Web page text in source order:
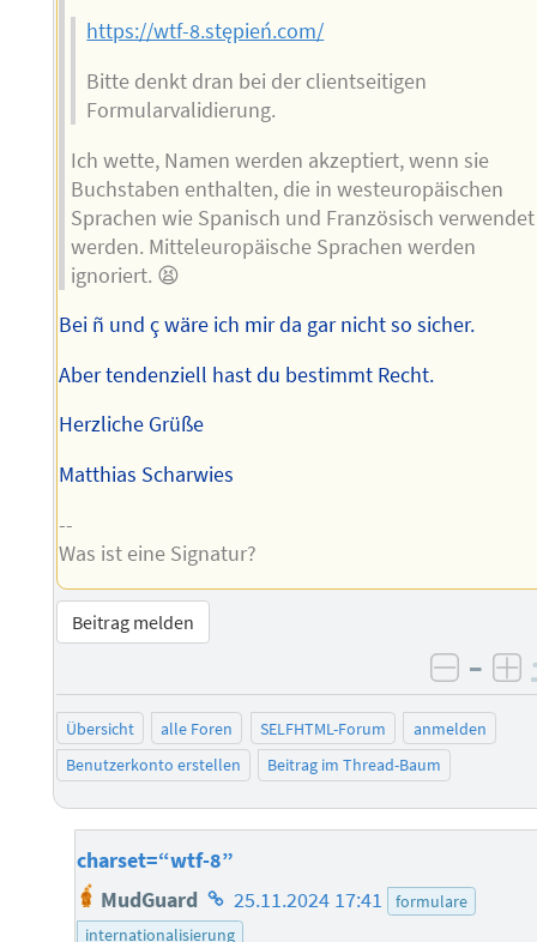
https://wtf-8.stępień.com/
Bitte denkt dran bei der clientseitigen
Formularvalidierung.
Ich wette, Namen werden akzeptiert, wenn sie
Buchstaben enthalten, die in westeuropäischen
Sprachen wie Spanisch und Französisch verwendet
werden. Mitteleuropäische Sprachen werden
ignoriert. 😫
Bei ñ und ç wäre ich mir da gar nicht so sicher.
Aber tendenziell hast du bestimmt Recht.
Herzliche Grüße
Matthias Scharwies
--
Was ist eine Signatur?
Beitrag melden
–
Übersicht alle Foren SELFHTML-Forum
anmelden
Benutzerkonto erstellen
Beitrag im Thread-Baum
charset=“wtf-8”
MudGuard Homepage
des
25.11.2024 17:41
formulare
internationalisierung